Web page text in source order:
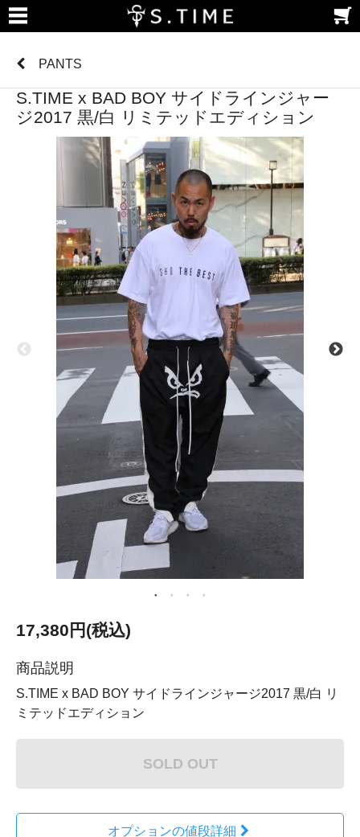
PANTS
S.TIME x BAD BOY サイドラインジャー
ジ2017 黒/白 リミテッドエディション
17,380円(税込)
商品説明
S.TIME x BAD BOY サイドラインジャージ2017 黒/白 リ
ミテッドエディション
SOLD OUT
オプションの値段詳細